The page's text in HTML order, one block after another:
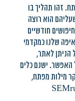
זהו תהליך בו
הוא רוצה
חודשיים
שלנו כמקדמי
הניתן לאתר,
האפשר. ישנם כלים
מילות מפתח,